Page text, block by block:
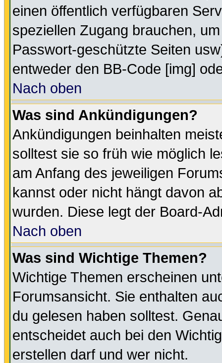
einen öffentlich verfügbaren
speziellen Zugang brauchen,
Passwort-geschützte Seiten
entweder den BB-Code [img]
Nach oben
Was sind Ankündigungen?
Ankündigungen beinhalten
solltest sie so früh wie möglich
am Anfang des jeweiligen
kannst oder nicht hängt davon
wurden. Diese legt der Board-
Nach oben
Was sind Wichtige Themen?
Wichtige Themen erscheinen
Forumsansicht. Sie enthalten
du gelesen haben solltest.
entscheidet auch bei den
erstellen darf und wer nicht.